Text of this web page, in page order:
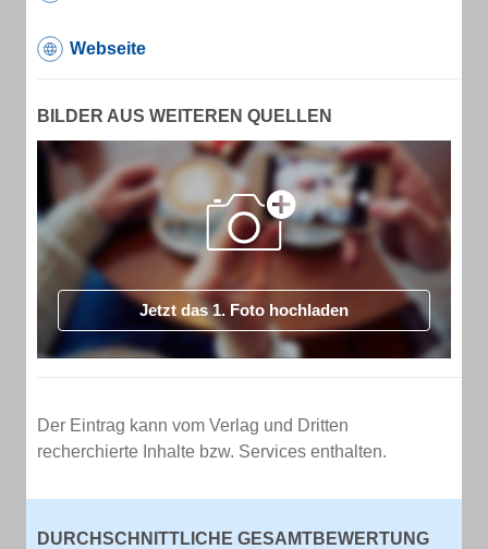
Webseite
BILDER AUS WEITEREN QUELLEN
Jetzt das 1. Foto hochladen
Der Eintrag kann vom Verlag und Dritten
recherchierte Inhalte bzw. Services enthalten.
DURCHSCHNITTLICHE GESAMTBEWERTUNG